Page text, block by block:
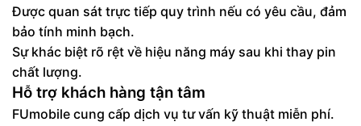
Được quan sát trực tiếp quy trình nếu có yêu cầu, đảm
bảo tính minh bạch.
Sự khác biệt rõ rệt về hiệu năng máy sau khi thay pin
chất lượng.
Hỗ trợ khách hàng tận tâm
FUmobile cung cấp dịch vụ tư vấn kỹ thuật miễn phí.